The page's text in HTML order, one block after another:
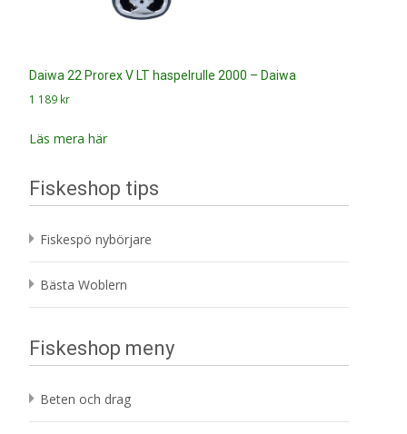
Daiwa 22 Prorex V LT haspelrulle 2000 – Daiwa
1 189 kr
Läs mera här
Fiskeshop tips
Fiskespö nybörjare
Bästa Woblern
Fiskeshop meny
Beten och drag